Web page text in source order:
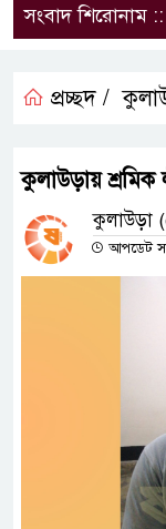
সংবাদ শিরোনাম ::
প্রচ্ছদ /
কুলাউড়ায় শ্রমিক
কুলাউড়া
আপডেট